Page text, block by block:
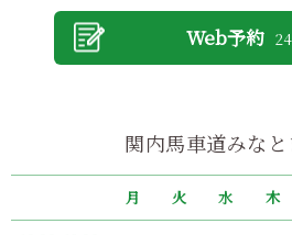
関内馬車道みな
月 火 水 木
Web予約